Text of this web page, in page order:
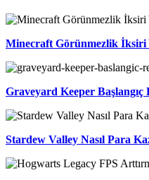
Minecraft Görünmezlik İksiri
Graveyard Keeper Başlangıç
Stardew Valley Nasıl Para